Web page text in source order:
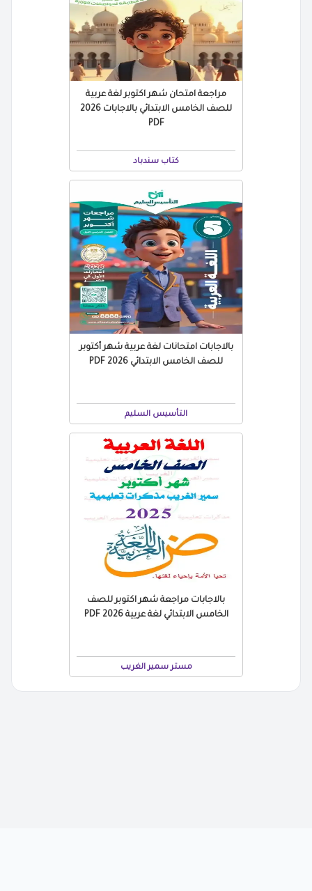
مراجعة امتحان شهر اكتوبر لغة عربية
للصف الخامس الابتدائي بالاجابات 2026
PDF
كتاب سندباد
بالاجابات امتحانات لغة عربية شهر أكتوبر
للصف الخامس الابتدائي 2026 PDF
التأسيس السليم
بالاجابات مراجعة شهر اكتوبر للصف
الخامس الابتدائي لغة عربية 2026 PDF
مستر سمير الغريب